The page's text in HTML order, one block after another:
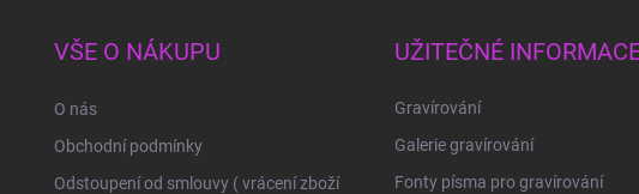
VŠE O NÁKUPU
O nás
Obchodní podmínky
Odstoupení od smlouvy ( vrácení zboží
UŽITEČNÉ
Gravírování
Galerie gravírování
Fonty písma pro gravírování